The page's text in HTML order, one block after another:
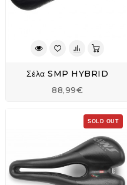
Σέλα SMP HYBRID
88,99€
SOLD OUT